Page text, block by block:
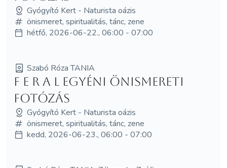
Gyógyító Kert - Naturista oázis
önismeret, spiritualitás, tánc, zene
hétfő, 2026-06-22., 06:00 - 07:00
Szabó Róza TANIA
f e r a l egyéni önismereti
fotózás
Gyógyító Kert - Naturista oázis
önismeret, spiritualitás, tánc, zene
kedd, 2026-06-23., 06:00 - 07:00